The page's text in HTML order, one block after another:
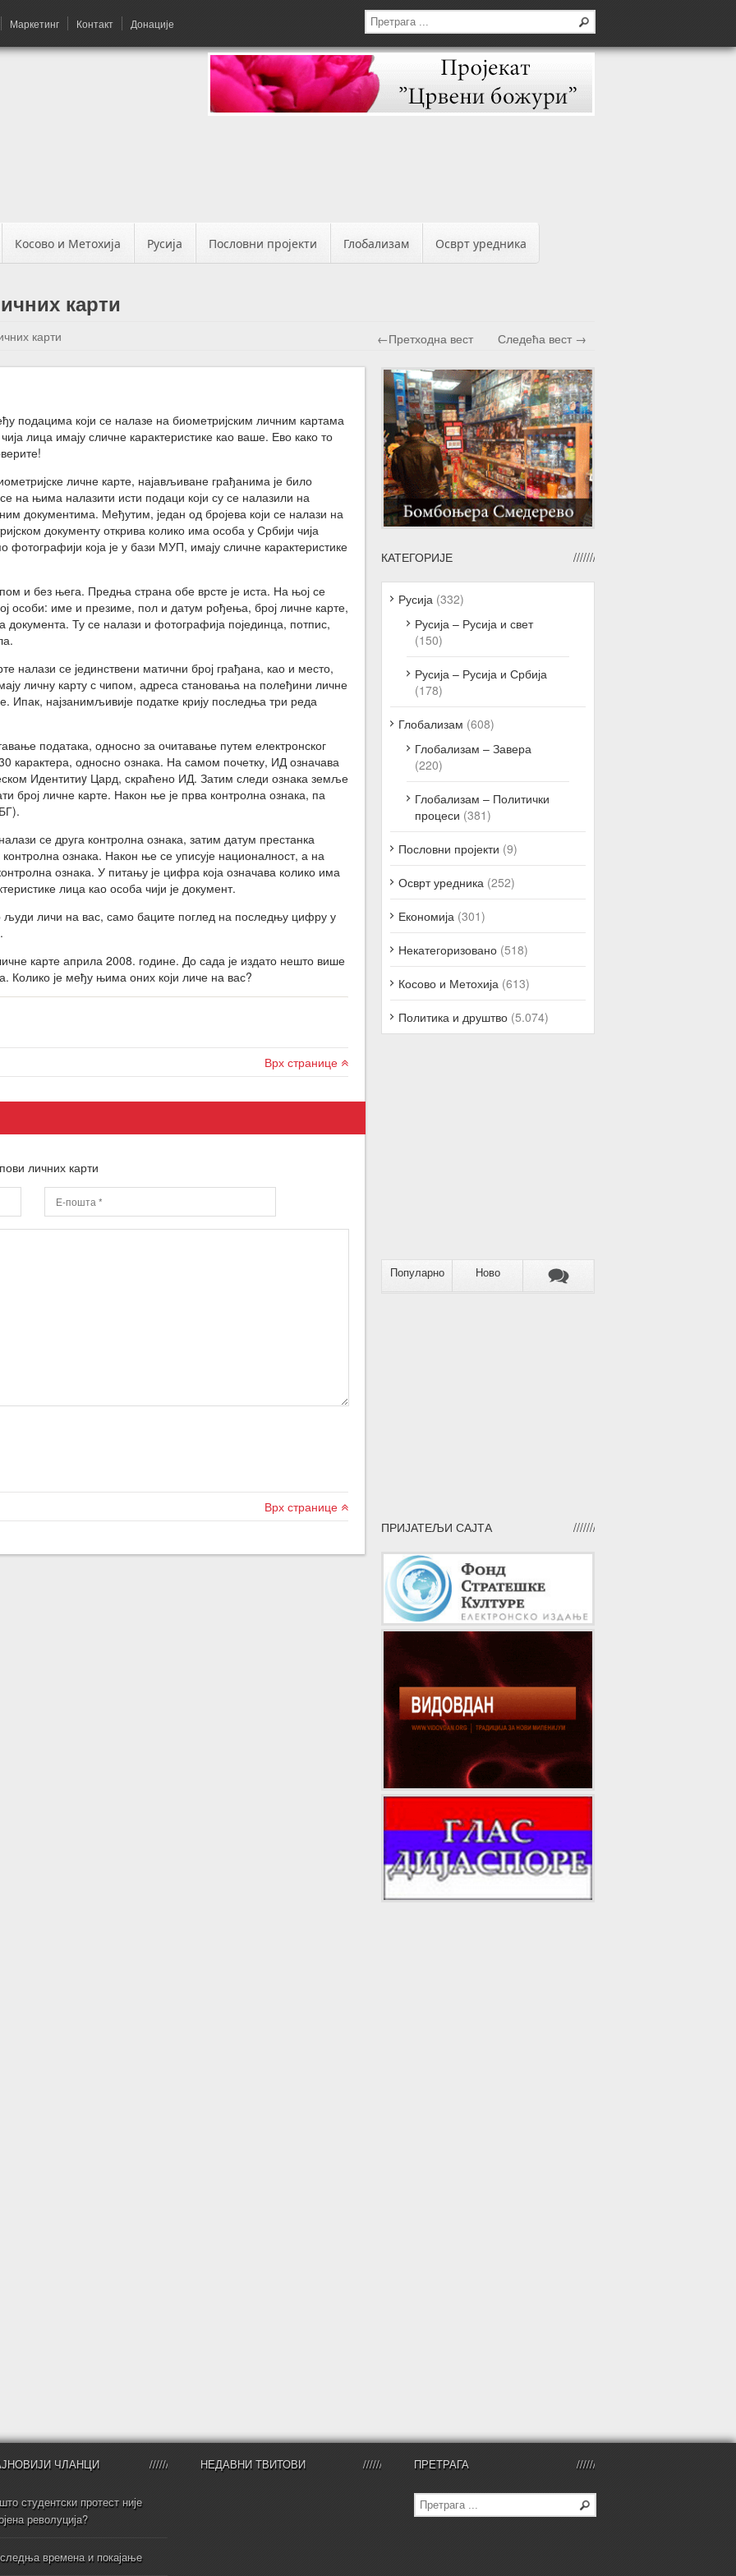
Маркетинг Контакт Донације
Косово и Метохија Русија Пословни пројекти Глобализам Осврт уредника
карти
карти ←Претходна вест Следећа вест →
подацима који се налазе на биометријским личним картама
лица имају сличне карактеристике као ваше. Ево како то
личне карте, најављиване грађанима је било
на њима налазити исти подаци који су се налазили на
документима. Међутим, један од бројева који се налази на
документу открива колико има особа у Србији чија
фотографији која је у бази МУП, имају сличне карактеристике
и без њега. Предња страна обе врсте је иста. На њој се
особи: име и презиме, пол и датум рођења, број личне карте,
Ту се налази и фотографија појединца, потпис,
налази се јединствени матични број грађана, као и место,
личну карту с чипом, адреса становања на полеђини личне
Ипак, најзанимљивије податке крију последња три реда
података, односно за очитавање путем електронског
карактера, односно ознака. На самом почетку, ИД означава
Идентитиy Цард, скраћено ИД. Затим следи ознака земље
број личне карте. Након ње је прва контролна ознака, па
се друга контролна ознака, затим датум престанка
ознака. Након ње се уписује националност, а на
ознака. У питању је цифра која означава колико има
лица као особа чији је документ.
људи личи на вас, само баците поглед на последњу цифру у
карте априла 2008. године. До сада је издато нешто више
Колико је међу њима оних који личе на вас?
Врх странице
личних карти
Врх странице
КАТЕГОРИЈЕ
Русија (332)
Русија – Русија и свет
(150)
Русија – Русија и Србија
(178)
Глобализам (608)
Глобализам – Завера
(220)
Глобализам – Политички
процеси (381)
Пословни пројекти (9)
Осврт уредника (252)
Економија (301)
Некатегоризовано (518)
Косово и Метохија (613)
Политика и друштво (5.074)
Популарно Ново
ПРИЈАТЕЉИ САЈТА
ЧЛАНЦИ
студентски протест није
револуција?
времена и покајање
НЕДАВНИ ТВИТОВИ ПРЕТРАГА